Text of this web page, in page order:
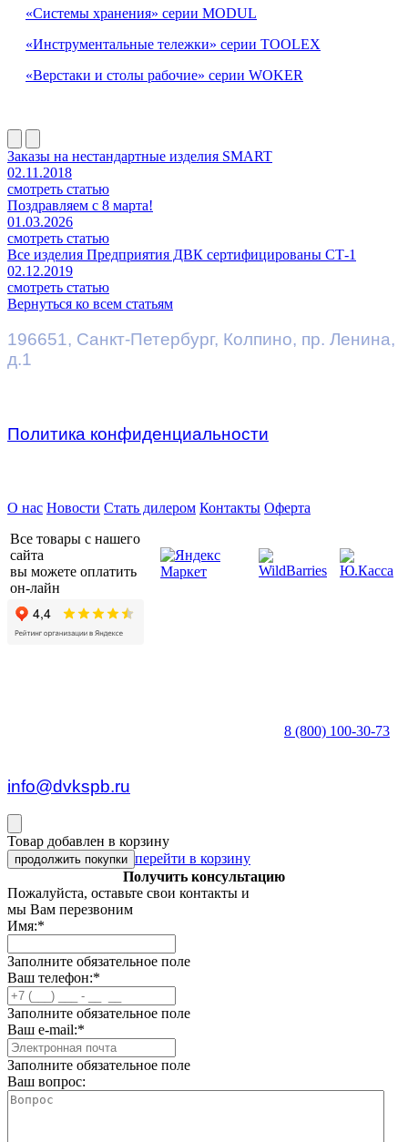
«Системы хранения» серии MODUL
«Инструментальные тележки» серии TOOLEX
«Верстаки и столы рабочие» серии WOKER
Заказы на нестандартные изделия SMART
02.11.2018
смотреть статью
Поздравляем с 8 марта!
01.03.2026
смотреть статью
Все изделия Предприятия ДВК сертифицированы СТ-1
02.12.2019
смотреть статью
Вернуться ко всем статьям
196651, Санкт-Петербург, Колпино, пр. Ленина,
д.1
Политика конфиденциальности
О нас Новости Стать дилером Контакты Оферта
Все товары с нашего
сайта
вы можете оплатить
он-лайн
8 (800) 100-30-73
info@dvkspb.ru
Товар добавлен в корзину
продолжить покупки перейти в корзину
Получить консультацию
Пожалуйста, оставьте свои контакты и
мы Вам перезвоним
Имя:*
Заполните обязательное поле
Ваш телефон:*
Заполните обязательное поле
Ваш e-mail:*
Заполните обязательное поле
Ваш вопрос: